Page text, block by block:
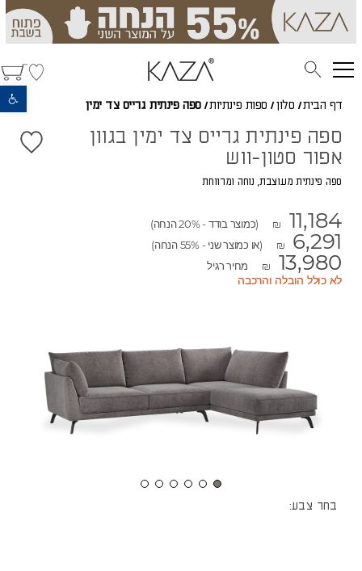
פתח סרגל נגישות
דף הבית/ סלון / ספות פינתיות/ ספה פינתית גרייס צד ימין
ספה פינתית גרייס צד ימין בגוון
אפור סטון-ווש
ספה פינתית מעוצבת, נוחה ומרווחת
₪ 11,184 (כמוצר בודד - 20% הנחה)
₪ 6,291 (או כמוצר שני - 55% הנחה)
₪ 13,980 מחיר רגיל
לא כולל הובלה והרכבה
בחר צבע: